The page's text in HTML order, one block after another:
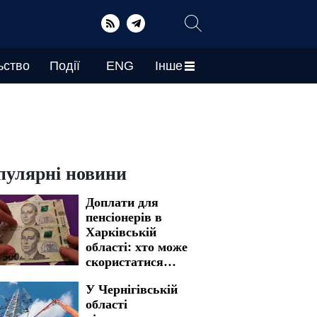
Події ENG Інше
новини
Доплати для
пенсіонерів в
Харківській
області: хто може
скористатися
У Чернігівській
області